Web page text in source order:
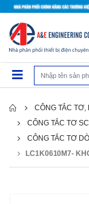
CÔNG TẮC TƠ,
CÔNG TẮC TƠ
CÔNG TẮC TƠ
LC1K0610M7-